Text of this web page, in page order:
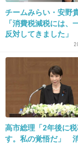
赤ちゃんを産んだばかり
んまり仕事への野心がな
りオリンピックのタイア
はなさそう。
チームみらい・安野
「消費税減税には、
反対してきました
高市総理「2年後に
す。私の覚悟だ」